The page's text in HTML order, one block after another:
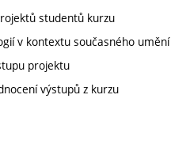
studentů kurzu
v kontextu současného umění
projektu
výstupů z kurzu